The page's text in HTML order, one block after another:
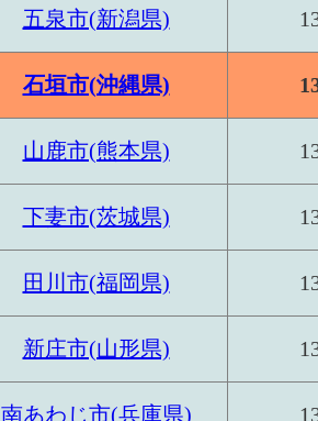
五泉市(新潟県)
石垣市(沖縄県)
山鹿市(熊本県)
下妻市(茨城県)
田川市(福岡県)
新庄市(山形県)
南あわじ市(兵庫県)